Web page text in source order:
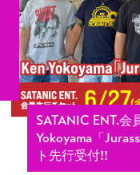
SATANIC ENT.会
Yokoyama「
ト先行受付!!